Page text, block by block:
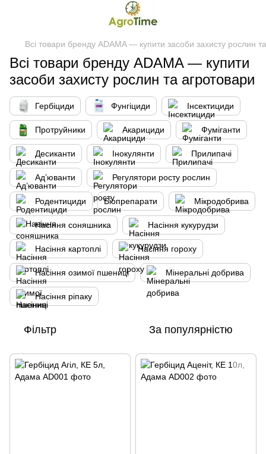
Всі товари бренду ADAMA — купити засоби захисту рослин
Всі товари бренду ADAMA — купити
засоби захисту рослин та агротовари
Гербіциди Фунгіциди Інсектициди
Протруйники Акарициди Фуміганти
Десиканти Інокулянти Прилипачі
Ад’юванти Регулятори росту рослин
Родентициди Біопрепарати Мікродобрива
Насіння соняшника Насіння кукурудзи
Насіння картоплі Насіння гороху
Насіння озимої пшениці Мінеральні добрива
Насіння ріпаку
Фільтр За популярністю